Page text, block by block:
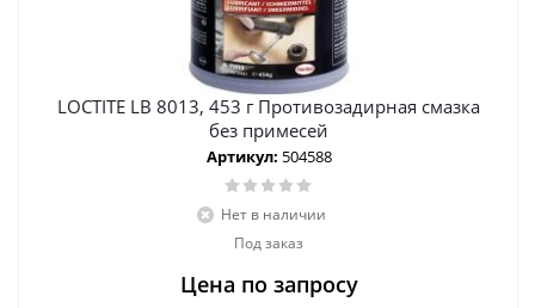
LOCTITE LB 8013, 453 г Противозадирная смазка
без примесей
Артикул: 504588
Нет в наличии
Под заказ
Цена по запросу